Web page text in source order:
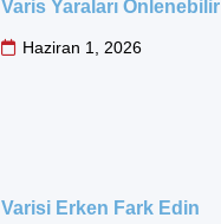
Varis Yaraları Önlenebilir
Haziran 1, 2026
Varisi Erken Fark Edin